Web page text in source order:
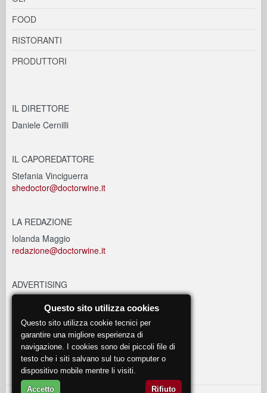
FOOD
RISTORANTI
PRODUTTORI
IL DIRETTORE
Daniele Cernilli
IL CAPOREDATTORE
Stefania Vinciguerra
shedoctor@doctorwine.it
LA REDAZIONE
Iolanda Maggio
redazione@doctorwine.it
ADVERTISING
EVENTI
eventi@doctorwine.it
Questo sito utilizza cookies
Questo sito utilizza cookie tecnici per
garantire una migliore esperienza di
navigazione. I cookies sono dei piccoli file di
testo che i siti salvano sul tuo computer o
dispositivo mobile mentre li visiti.
Accetto Rifiuto